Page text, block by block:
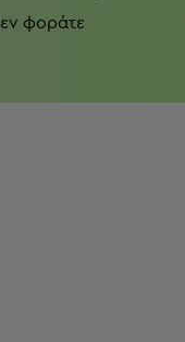
φοράτε